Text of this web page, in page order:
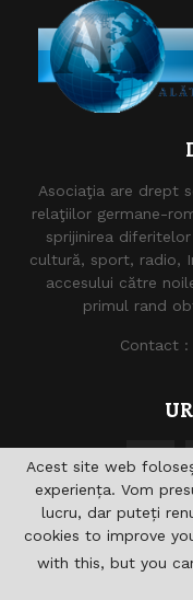
Asociaţia are drept
relaţiilor germane-
sprijinirea
cultură, sport, radio,
accesului către
primul rand
Contact :
@2021 -
Acest site web
experiența. Vom
lucru, dar puteți
cookies to improve
with this, but you